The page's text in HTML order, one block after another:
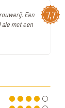
7,7
Een
met een